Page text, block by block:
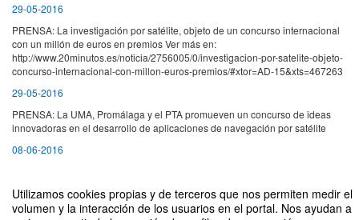
Utilizamos cookies propias y de terceros que nos permiten medir el
volumen y la interacción de los usuarios en el portal. Nos ayudan a
29-05-2016
PRENSA: La investigación por satélite, objeto de un concurso internacional
con un millón de euros en premios Ver más en:
http://www.20minutos.es/noticia/2756005/0/investigacion-por-satelite-objeto-
concurso-internacional-con-millon-euros-premios/#xtor=AD-15&xts=467263
29-05-2016
PRENSA: La UMA, Promálaga y el PTA promueven un concurso de ideas
innovadoras en el desarrollo de aplicaciones de navegación por satélite
08-06-2016